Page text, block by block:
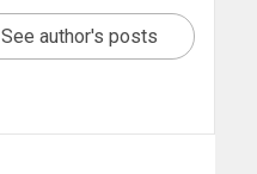
See author's posts